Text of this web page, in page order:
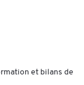
et bilans de